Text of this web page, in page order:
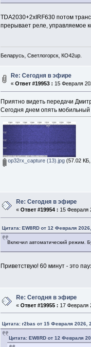
TDA2030+2xIRF630 потом
прерывает реле, управляемое
Беларусь, Светлогорск, КО42up.
Re: Сегодня в эфире
«Ответ #19953 : 15 Февраля
Приятно видеть передачи
Сегодня днем опять
op32rx_capture (13).jpg (57.02
Re: Сегодня в эфире
«Ответ #19954 : 15 Февраля
Цитата: EW8RD от 12 Февраля
Включил автоматический режим.
Приветствую! 60 минут - это
Re: Сегодня в эфире
«Ответ #19955 : 17 Февраля
Цитата: r2bas от 15 Февраля 2026,
Цитата: EW8RD от 12 Февраля